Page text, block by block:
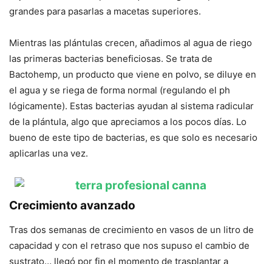
grandes para pasarlas a macetas superiores.
Mientras las plántulas crecen, añadimos al agua de riego
las primeras bacterias beneficiosas. Se trata de
Bactohemp, un producto que viene en polvo, se diluye en
el agua y se riega de forma normal (regulando el ph
lógicamente). Estas bacterias ayudan al sistema radicular
de la plántula, algo que apreciamos a los pocos días. Lo
bueno de este tipo de bacterias, es que solo es necesario
aplicarlas una vez.
Crecimiento avanzado
Tras dos semanas de crecimiento en vasos de un litro de
capacidad y con el retraso que nos supuso el cambio de
sustrato… llegó por fin el momento de trasplantar a